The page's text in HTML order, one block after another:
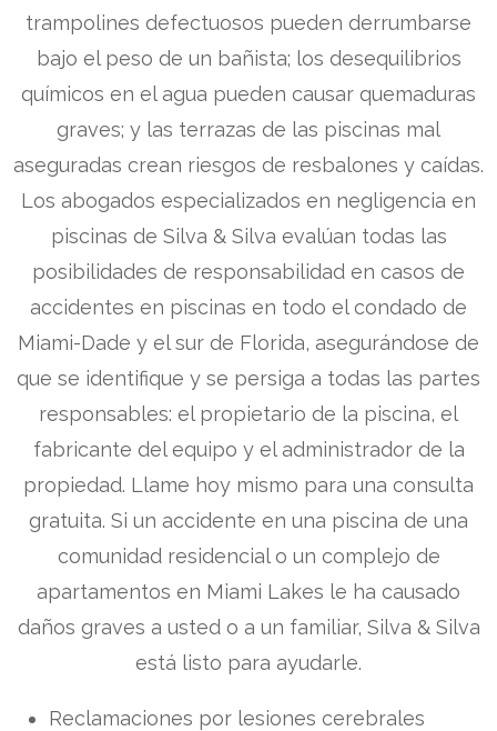
trampolines defectuosos pueden derrumbarse
bajo el peso de un bañista; los desequilibrios
químicos en el agua pueden causar quemaduras
graves; y las terrazas de las piscinas mal
aseguradas crean riesgos de resbalones y caídas.
Los abogados especializados en negligencia en
piscinas de Silva & Silva evalúan todas las
posibilidades de responsabilidad en casos de
accidentes en piscinas en todo el condado de
Miami-Dade y el sur de Florida, asegurándose de
que se identifique y se persiga a todas las partes
responsables: el propietario de la piscina, el
fabricante del equipo y el administrador de la
propiedad. Llame hoy mismo para una consulta
gratuita. Si un accidente en una piscina de una
comunidad residencial o un complejo de
apartamentos en Miami Lakes le ha causado
daños graves a usted o a un familiar, Silva & Silva
está listo para ayudarle.
Reclamaciones por lesiones cerebrales